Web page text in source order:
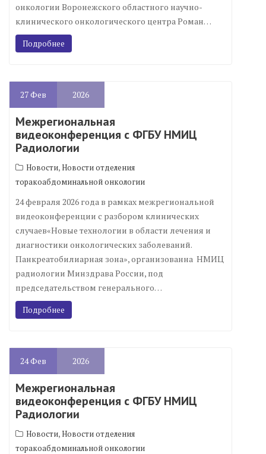
онкологии Воронежского областного научно-
клинического онкологического центра Роман…
Подробнее
27Фев 2026
Межрегиональная
видеоконференция с ФГБУ НМИЦ
Радиологии
Новости,Новости отделения
торакоабдоминальной онкологии
24 февраля 2026 года в рамках межрегиональной
видеоконференции с разбором клинических
случаев«Новые технологии в области лечения и
диагностики онкологических заболеваний.
Панкреатобилиарная зона», организованна НМИЦ
радиологии Минздрава России, под
председательством генерального…
Подробнее
24Фев 2026
Межрегиональная
видеоконференция с ФГБУ НМИЦ
Радиологии
Новости,Новости отделения
торакоабдоминальной онкологии